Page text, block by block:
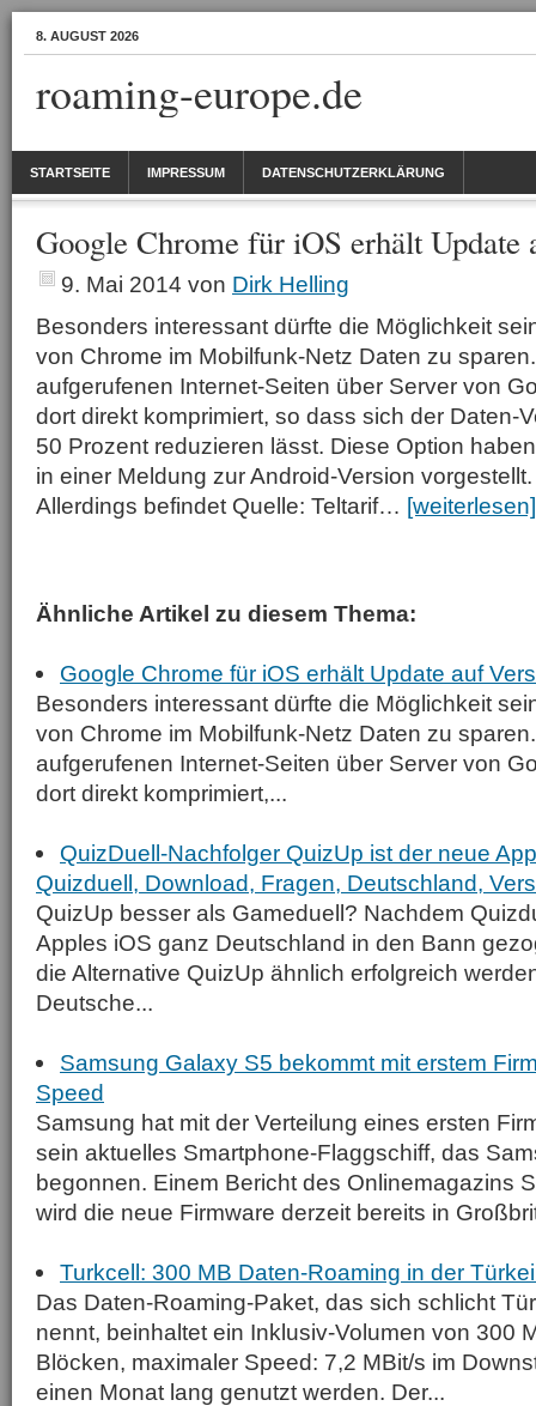
8. AUGUST 2026
roaming-europe.de
STARTSEITE IMPRESSUM DATENSCHUTZERKLÄRUNG
Google Chrome für iOS erhält Update
9. Mai 2014 von Dirk Helling
Besonders interessant dürfte die Möglichkeit
von Chrome im Mobilfunk-Netz Daten zu
aufgerufenen Internet-Seiten über Server von
dort direkt komprimiert, so dass sich der Daten-
50 Prozent reduzieren lässt. Diese Option
in einer Meldung zur Android-Version vorgestellt.
Allerdings befindet Quelle: Teltarif… [weiterlesen]
Ähnliche Artikel zu diesem Thema:
Google Chrome für iOS erhält Update auf
Besonders interessant dürfte die Möglichkeit
von Chrome im Mobilfunk-Netz Daten zu
aufgerufenen Internet-Seiten über Server von
dort direkt komprimiert,...
QuizDuell-Nachfolger QuizUp ist der neue
Quizduell, Download, Fragen, Deutschland,
QuizUp besser als Gameduell? Nachdem
Apples iOS ganz Deutschland in den Bann
die Alternative QuizUp ähnlich erfolgreich
Deutsche...
Samsung Galaxy S5 bekommt mit erstem
Speed
Samsung hat mit der Verteilung eines ersten
sein aktuelles Smartphone-Flaggschiff, das
begonnen. Einem Bericht des Onlinemagazins
wird die neue Firmware derzeit bereits in
Turkcell: 300 MB Daten-Roaming in der
Das Daten-Roaming-Paket, das sich schlicht
nennt, beinhaltet ein Inklusiv-Volumen von 300
Blöcken, maximaler Speed: 7,2 MBit/s im
einen Monat lang genutzt werden. Der...